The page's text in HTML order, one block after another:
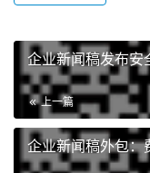
企业新闻稿发布安
上一篇
企业新闻稿外包：